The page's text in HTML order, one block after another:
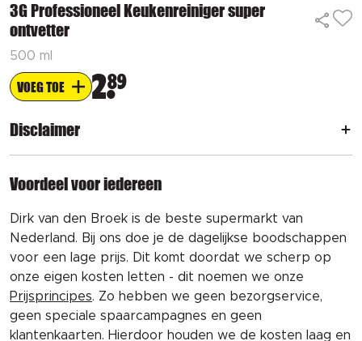
3G Professioneel Keukenreiniger super
ontvetter
500 ml
VOEG TOE 289
Disclaimer
Voordeel voor iedereen
Dirk van den Broek is de beste supermarkt van
Nederland. Bij ons doe je de dagelijkse boodschappen
voor een lage prijs. Dit komt doordat we scherp op
onze eigen kosten letten - dit noemen we onze
Prijsprincipes. Zo hebben we geen bezorgservice,
geen speciale spaarcampagnes en geen
klantenkaarten. Hierdoor houden we de kosten laag en